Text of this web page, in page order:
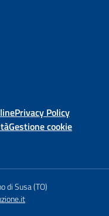
Privacy Policy
Gestione cookie
di Susa (TO)